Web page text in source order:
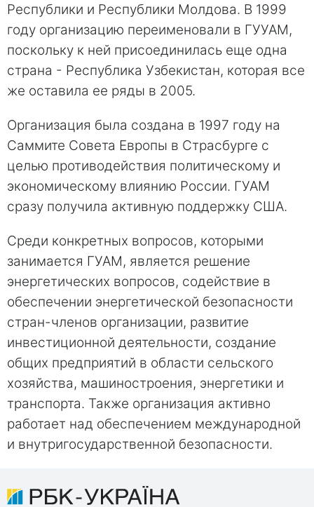
Республики и Республики Молдова. В 1999
году организацию переименовали в ГУУАМ,
поскольку к ней присоединилась еще одна
страна - Республика Узбекистан, которая все
же оставила ее ряды в 2005.
Организация была создана в 1997 году на
Саммите Совета Европы в Страсбурге с
целью противодействия политическому и
экономическому влиянию России. ГУАМ
сразу получила активную поддержку США.
Среди конкретных вопросов, которыми
занимается ГУАМ, является решение
энергетических вопросов, содействие в
обеспечении энергетической безопасности
стран-членов организации, развитие
инвестиционной деятельности, создание
общих предприятий в области сельского
хозяйства, машиностроения, энергетики и
транспорта. Также организация активно
работает над обеспечением международной
и внутригосударственной безопасности.